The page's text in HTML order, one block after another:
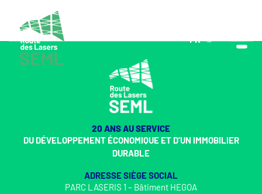
FR
EN
20 ANS AU SERVICE
DU DÉVELOPPEMENT ÉCONOMIQUE ET D’UN IMMOBILIER
DURABLE
ADRESSE SIÈGE SOCIAL
PARC LASERIS 1 – Bâtiment HEGOA